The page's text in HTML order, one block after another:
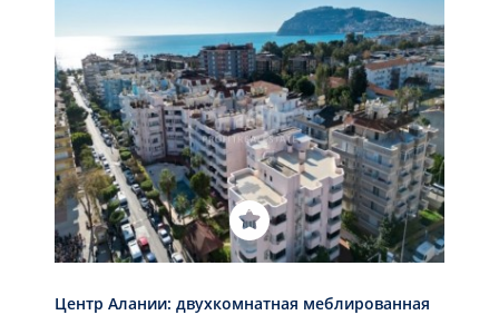
Центр Алании: двухкомнатная меблированная